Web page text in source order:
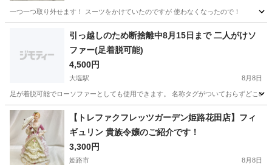
一つ一つ取り外せます！ スーツをかけていたのですが 使わなくなったので！
塚口駅 ファブリック、カバー ズボン
引っ越しのため断捨離中8月15日まで 二人がけソ
ファー(足着脱可能)
4,500円
大塩駅 8月8日
足が着脱可能でローソファーとしても使用できます。 名称タグがついておらずどこ
兵庫 姫路市 大塩駅 ソファ ソファー
【トレファクフレッツガーデン姫路花田店】フィ
ギュリン 貴族令嬢のご紹介です！
3,300円
姫路市 8月8日